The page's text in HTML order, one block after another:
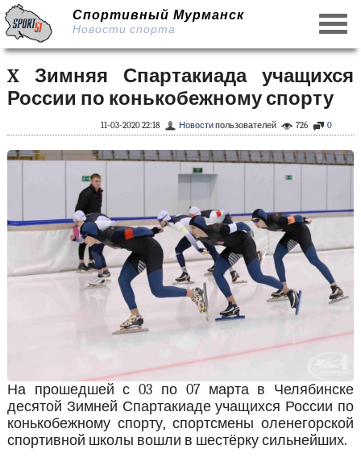
Спортивный Мурманск
Новости спорта
X Зимняя Спартакиада учащихся
России по конькобежному спорту
0
726
Новостипользователей
11-03-2020 22:18
На прошедшей с 03 по 07 марта в Челябинске
десятой Зимней Спартакиаде учащихся России по
конькобежному спорту, спортсмены оленегорской
спортивной школы вошли в шестёрку сильнейших.